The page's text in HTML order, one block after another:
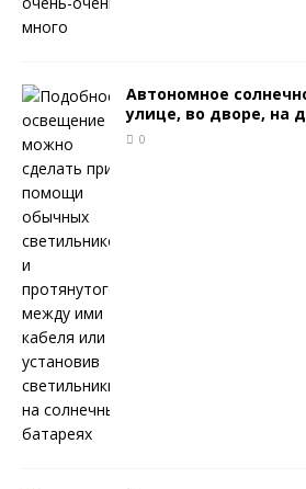
Автономное
улице, во дворе, на
0